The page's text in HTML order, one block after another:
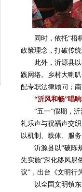
同时，依托“梧桐
政策理念，打破传
此外，沂源县以社
践网络。乡村大喇
配专职法律顾问；
“沂风和畅”唱
“五一”假期，沂
礼乐声与祝福声交
以机制、载体、服
沂源县以“破陈规
先实施“深化移风易
议”，出台《文明行
以全国文明镇东里